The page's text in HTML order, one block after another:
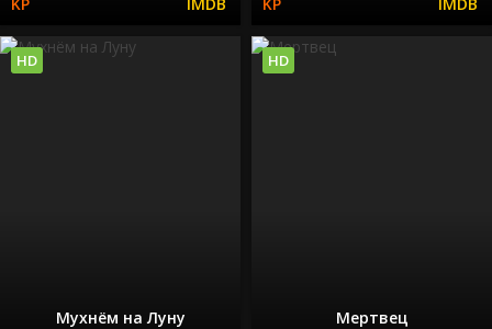
Мухнём на Луну
HD
Мертвец
HD